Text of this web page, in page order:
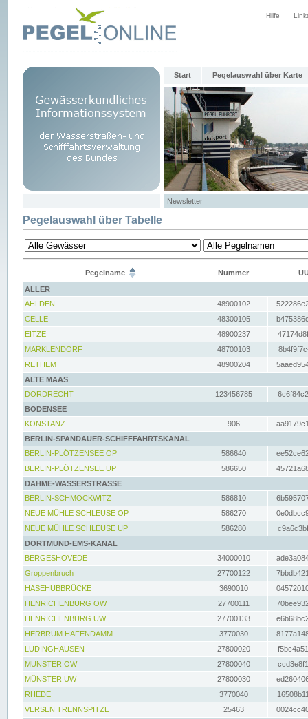
Hilfe
Start Pegelauswahl über Karte
Newsletter
Pegelauswahl über Tabelle
Pegelname Nummer
ALLER
AHLDEN
48900102
CELLE
48300105
EITZE
48900237
MARKLENDORF
48700103
RETHEM
48900204
ALTE MAAS
DORDRECHT
123456785
BODENSEE
KONSTANZ
906
BERLIN-SPANDAUER-SCHIFFFAHRTSKANAL
BERLIN-PLÖTZENSEE OP
586640
BERLIN-PLÖTZENSEE UP
586650
DAHME-WASSERSTRASSE
BERLIN-SCHMÖCKWITZ
586810
NEUE MÜHLE SCHLEUSE OP
586270
NEUE MÜHLE SCHLEUSE UP
586280
DORTMUND-EMS-KANAL
BERGESHÖVEDE
34000010
Groppenbruch
27700122
HASEHUBBRÜCKE
3690010
HENRICHENBURG OW
27700111
HENRICHENBURG UW
27700133
HERBRUM HAFENDAMM
3770030
LÜDINGHAUSEN
27800020
MÜNSTER OW
27800040
MÜNSTER UW
27800030
RHEDE
3770040
VERSEN TRENNSPITZE
25463